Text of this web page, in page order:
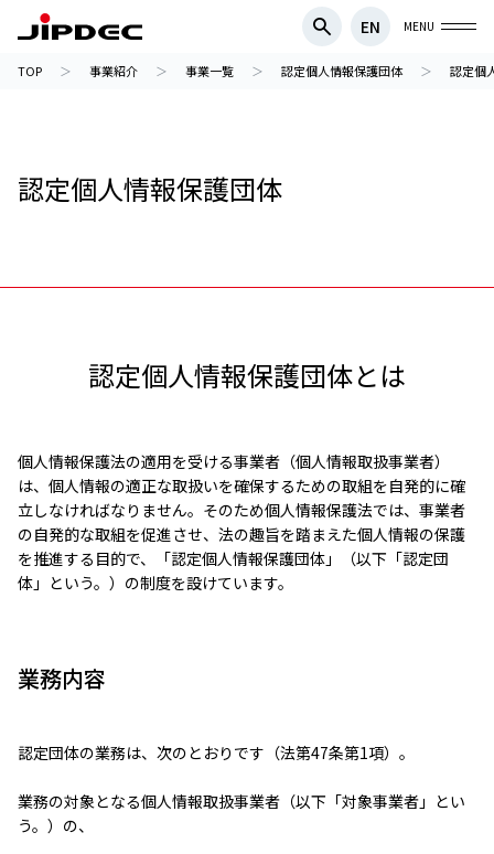
EN MENU
TOP 事業紹介 事業一覧 認定個人情報保護団体 認定個
認定個人情報保護団体
認定個人情報保護団体とは
個人情報保護法の適用を受ける事業者（個人情報取扱事業者）
は、個人情報の適正な取扱いを確保するための取組を自発的に確
立しなければなりません。そのため個人情報保護法では、事業者
の自発的な取組を促進させ、法の趣旨を踏まえた個人情報の保護
を推進する目的で、「認定個人情報保護団体」（以下「認定団
体」という。）の制度を設けています。
業務内容
認定団体の業務は、次のとおりです（法第47条第1項）。
業務の対象となる個人情報取扱事業者（以下「対象事業者」とい
う。）の、